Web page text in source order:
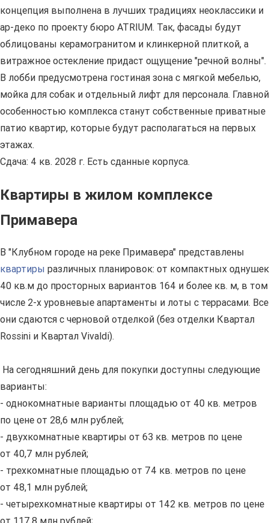
концепция выполнена в лучших традициях неоклассики и
ар-деко по проекту бюро ATRIUM. Так, фасады будут
облицованы керамогранитом и клинкерной плиткой, а
витражное остекление придаст ощущение "речной волны".
В лобби предусмотрена гостиная зона с мягкой мебелью,
мойка для собак и отдельный лифт для персонала. Главной
особенностью комплекса станут собственные приватные
патио квартир, которые будут располагаться на первых
этажах.
Сдача: 4 кв. 2028 г. Есть сданные корпуса.
Квартиры в жилом комплексе
Примавера
В "Клубном городе на реке Примавера" представлены
квартиры различных планировок: от компактных однушек
40 кв.м до просторных вариантов 164 и более кв. м, в том
числе 2-х уровневые апартаменты и лоты с террасами. Все
они сдаются с черновой отделкой (без отделки Квартал
Rossini и Квартал Vivaldi).
На сегодняшний день для покупки доступны следующие
варианты:
- однокомнатные варианты площадью от 40 кв. метров
по цене от 28,6 млн рублей;
- двухкомнатные квартиры от 63 кв. метров по цене
от 40,7 млн рублей;
- трехкомнатные площадью от 74 кв. метров по цене
от 48,1 млн рублей;
- четырехкомнатные квартиры от 142 кв. метров по цене